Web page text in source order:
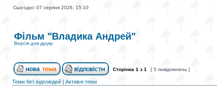
Сьогодні: 07 серпня 2026, 15:10
Фільм "Владика Андрей"
Версія для друку
Сторінка 1 з 1 [ 5 повідомлень ]
Теми без відповідей | Активні теми